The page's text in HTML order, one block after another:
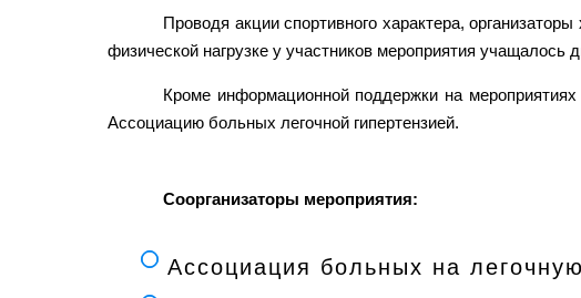
Проводя акции спортивного характера,
физической нагрузке у участников мероприятия
Кроме информационной поддержки на
Ассоциацию больных легочной гипертензией.
Соорганизаторы мероприятия:
Асcоциация больных на